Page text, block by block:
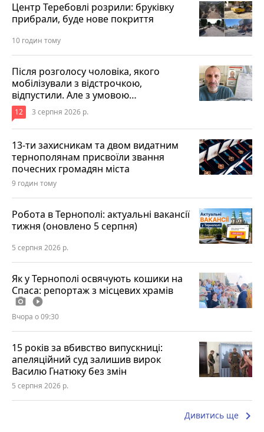
Центр Теребовлі розрили: бруківку
прибрали, буде нове покриття
10 годин тому
Після розголосу чоловіка, якого
мобілізували з відстрочкою,
відпустили. Але з умовою…
12 3 серпня 2026 р.
13-ти захисникам та двом видатним
тернополянам присвоїли звання
почесних громадян міста
9 годин тому
Робота в Тернополі: актуальні вакансії
тижня (оновлено 5 серпня)
5 серпня 2026 р.
Як у Тернополі освячують кошики на
Спаса: репортаж з місцевих храмів
photo_camera play_circle_filled
Вчора о 09:30
15 років за вбивство випускниці:
апеляційний суд залишив вирок
Василю Гнатюку без змін
5 серпня 2026 р.
Дивитись ще keyboard_arrow_right